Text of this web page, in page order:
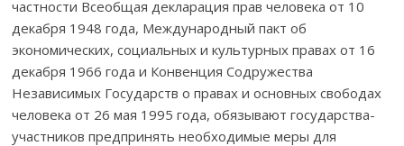
частности Всеобщая декларация прав человека от 10
декабря 1948 года, Междуна­род­ный пакт об
экономических, социальных и культурных правах от 16
декабря 1966 года и Конвенция Содружества
Независимых Государств о правах и основных свободах
человека от 26 мая 1995 года, обязывают государства-
участников предпринять необходимые меры для